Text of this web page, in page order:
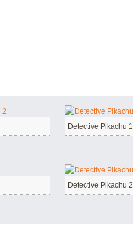
Detective Pikachu 1
Detective Pikachu 2